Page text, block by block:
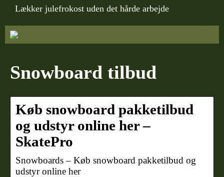
Lækker julefrokost uden det hårde arbejde
Snowboard tilbud
Køb snowboard pakketilbud
og udstyr online her –
SkatePro
Snowboards – Køb snowboard pakketilbud og
udstyr online her